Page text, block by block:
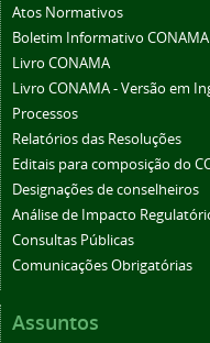
Atos Normativos
Boletim Informativo CONAMA
Livro CONAMA
Livro CONAMA - Versão em
Processos
Relatórios das Resoluções
Editais para composição do
Designações de conselheiros
Análise de Impacto
Consultas Públicas
Comunicações Obrigatórias
Assuntos